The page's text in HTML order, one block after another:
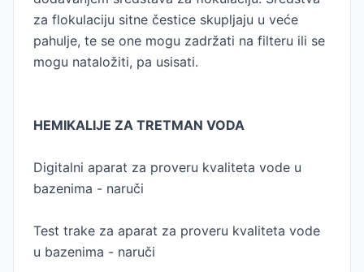
za flokulaciju sitne čestice skupljaju u veće
pahulje, te se one mogu zadržati na filteru ili se
mogu nataložiti, pa usisati.
HEMIKALIJE ZA TRETMAN VODA
Digitalni aparat za proveru kvaliteta vode u
bazenima - naruči
Test trake za aparat za proveru kvaliteta vode
u bazenima - naruči